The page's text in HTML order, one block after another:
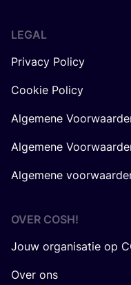
LEGAL
Privacy Policy
Cookie Policy
Algemene
Algemene
Algemene
OVER COSH!
Jouw organisatie op
Over ons